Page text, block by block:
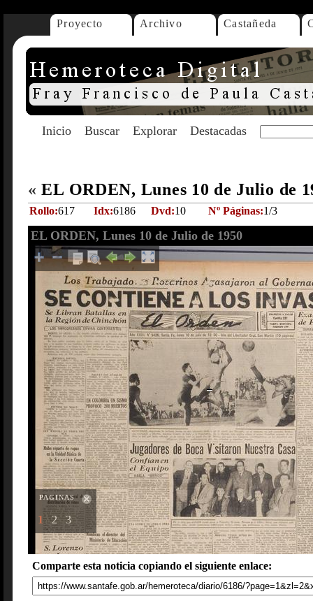
Proyecto Archivo Castañeda
Inicio Buscar Explorar Destacadas
« EL ORDEN, Lunes 10 de Julio de
Rollo:617 Idx:6186 Dvd:10 Nº Páginas:1/3
EL ORDEN, Lunes 10 de Julio de 1950
PAGINAS
1 2 3
Comparte esta noticia copiando el siguiente enlace: